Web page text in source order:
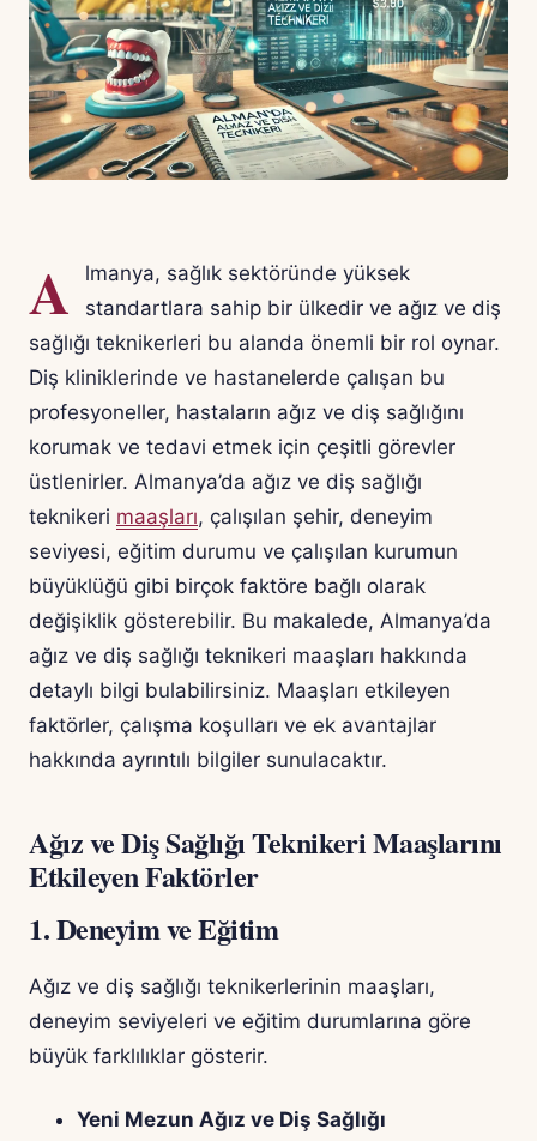
A
lmanya, sağlık sektöründe yüksek
standartlara sahip bir ülkedir ve ağız ve diş
sağlığı teknikerleri bu alanda önemli bir rol oynar.
Diş kliniklerinde ve hastanelerde çalışan bu
profesyoneller, hastaların ağız ve diş sağlığını
korumak ve tedavi etmek için çeşitli görevler
üstlenirler. Almanya’da ağız ve diş sağlığı
teknikeri maaşları, çalışılan şehir, deneyim
seviyesi, eğitim durumu ve çalışılan kurumun
büyüklüğü gibi birçok faktöre bağlı olarak
değişiklik gösterebilir. Bu makalede, Almanya’da
ağız ve diş sağlığı teknikeri maaşları hakkında
detaylı bilgi bulabilirsiniz. Maaşları etkileyen
faktörler, çalışma koşulları ve ek avantajlar
hakkında ayrıntılı bilgiler sunulacaktır.
Ağız ve Diş Sağlığı Teknikeri Maaşlarını
Etkileyen Faktörler
1. Deneyim ve Eğitim
Ağız ve diş sağlığı teknikerlerinin maaşları,
deneyim seviyeleri ve eğitim durumlarına göre
büyük farklılıklar gösterir.
Yeni Mezun Ağız ve Diş Sağlığı